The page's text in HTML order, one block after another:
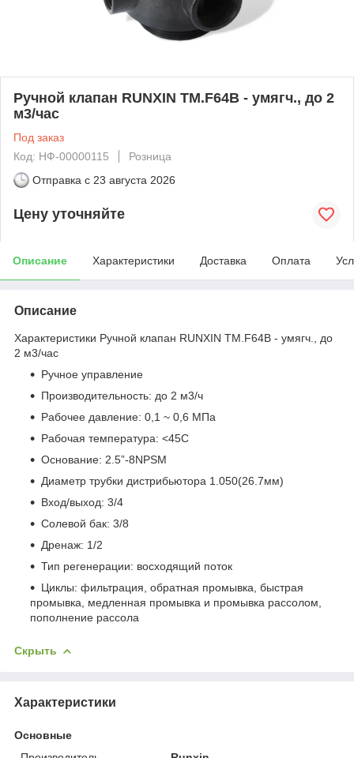
Ручной клапан RUNXIN TM.F64B - умягч., до 2
м3/час
Под заказ
Код: НФ-00000115
Розница
Отправка с 23 августа 2026
Цену уточняйте
Описание Характеристики Доставка Оплата
Описание
Характеристики Ручной клапан RUNXIN TM.F64B - умягч., до
2 м3/час
Ручное управление
Производительность: до 2 м3/ч
Рабочее давление: 0,1 ~ 0,6 МПа
Рабочая температура: <45С
Основание: 2.5”-8NPSM
Диаметр трубки дистрибьютора 1.050(26.7мм)
Вход/выход: 3/4
Солевой бак: 3/8
Дренаж: 1/2
Тип регенерации: восходящий поток
Циклы: фильтрация, обратная промывка, быстрая
промывка, медленная промывка и промывка рассолом,
пополнение рассола
Скрыть
Характеристики
Основные